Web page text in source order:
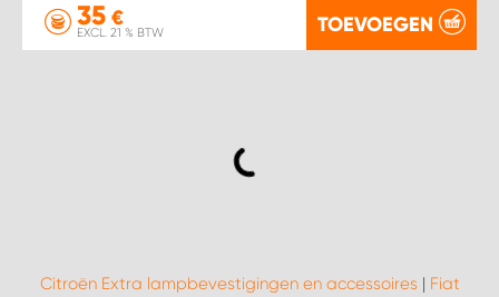
35 €
EXCL. 21 % BTW TOEVOEGEN
Citroën Extra lampbevestigingen en accessoires | Fiat